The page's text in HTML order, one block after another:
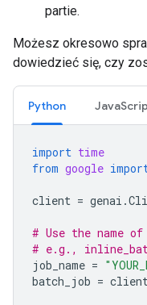
partie.
Możesz okresowo
dowiedzieć się, czy
Python
import time
from google
client = genai .
# Use the name
# e.g.,
job_name =
batch_job =